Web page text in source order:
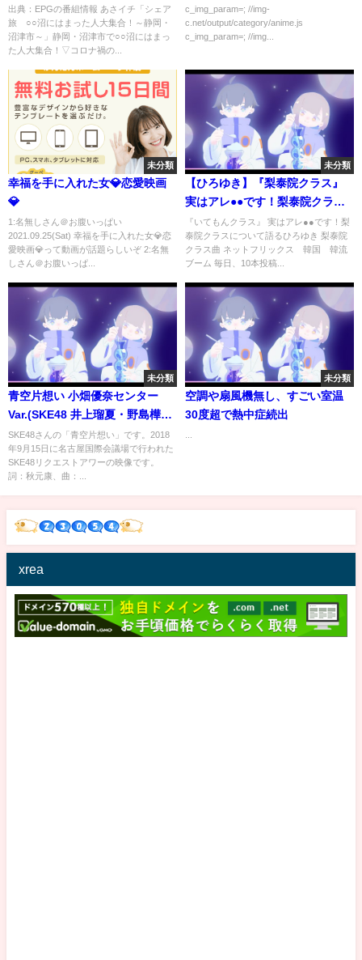
市～」[字]…の番組内容解析まと
め
出典：EPGの番組情報 あさイチ「シェア
旅 ○○沼にはまった人大集合！～静岡・
沼津市～」静岡・沼津市で○○沼にはまっ
た人大集合！▽コロナ禍の...
c_img_param=; //img-
c.net/output/category/anime.js
c_img_param=; //img...
未分類
幸福を手に入れた女💎恋愛映画
💎
1:名無しさん＠お腹いっぱい
2021.09.25(Sat) 幸福を手に入れた女💎恋
愛映画💎って動画が話題らしいぞ 2:名無
しさん＠お腹いっぱ...
未分類
【ひろゆき】『梨泰院クラス』
実はアレ●●です！梨泰院クラス
について語るひろゆき いてもん
クラス 曲 ネットフリックス【切
り抜き/論破】
『いてもんクラス』 実はアレ●●です！梨
泰院クラスについて語るひろゆき 梨泰院
クラス曲 ネットフリックス 韓国 韓流
ブーム 毎日、10本投稿...
未分類
青空片想い 小畑優奈センター
Var.(SKE48 井上瑠夏・野島樺
乃・野村実代・仲村和泉・太田
彩夏・小畑優奈・浅井裕華)
SKE48さんの「青空片想い」です。2018
年9月15日に名古屋国際会議場で行われた
SKE48リクエストアワーの映像です。
詞：秋元康、曲：...
未分類
空調や扇風機無し、すごい室温
30度超で熱中症続出
xrea